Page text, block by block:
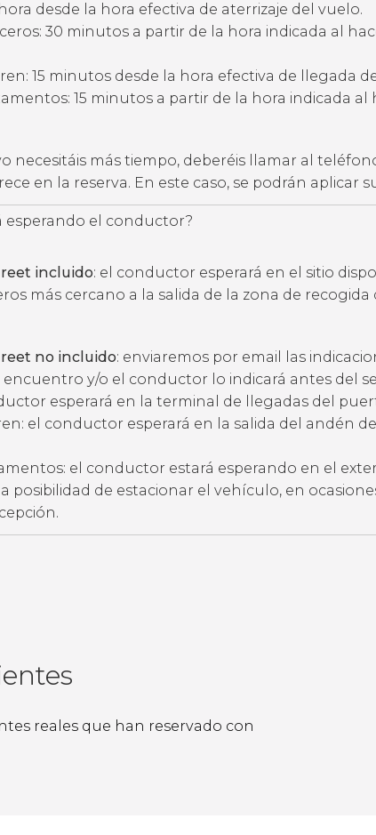
desde la hora efectiva de aterrizaje del vuelo.
30 minutos a partir de la hora indicada al
15 minutos desde la hora efectiva de llegada
15 minutos a partir de la hora indicada al
necesitáis más tiempo, deberéis llamar al
en la reserva. En este caso, se podrán aplicar
esperando el conductor?
incluido: el conductor esperará en el sitio
más cercano a la salida de la zona de recogida
no incluido: enviaremos por email las
encuentro y/o el conductor lo indicará antes del
esperará en la terminal de llegadas del
el conductor esperará en la salida del andén
el conductor estará esperando en el
posibilidad de estacionar el vehículo, en
reales que han reservado con